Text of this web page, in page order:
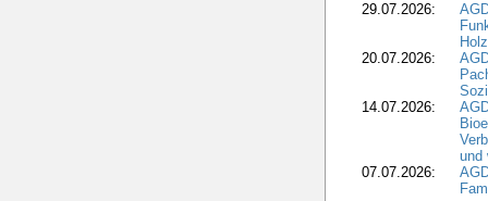
29.07.2026:
20.07.2026:
14.07.2026:
und
07.07.2026: